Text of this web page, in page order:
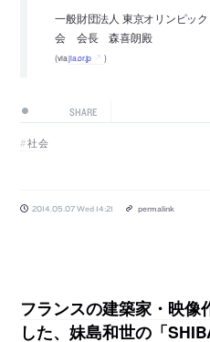
一般財団法人 東京オリンピッ
会 会長 森喜朗殿
(viajia.or.jp )
SHARE
社会
2014.05.07 Wed 14:21 permalink
フランスの建築家・映像
した、妹島和世の「